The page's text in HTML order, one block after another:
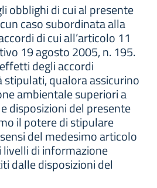
obblighi di cui al presente
caso subordinata alla
di cui all’articolo 11
19 agosto 2005, n. 195.
degli accordi
qualora assicurino
ambientale superiori a
disposizioni del presente
il potere di stipulare
del medesimo articolo
di informazione
dalle disposizioni del